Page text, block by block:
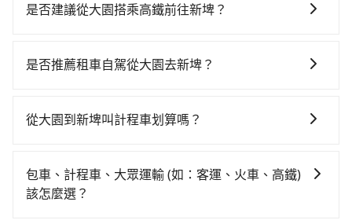
是否建議從大園搭乘高鐵前往新埤？
06:49一直到22:35，桃園-左營一天最多有58班次高鐵可
站後，步行進站、現場購票並於月台排隊的時間約15分
等待車站前排班的計程車，搭上小黃後約花55分鐘、車
費1,100元後，抵達屏東縣新埤鄉的目的地。全程加上轉
是否推薦租車自駕從大園去新埤？
在車上休息，那在桃園市大園區有約25間租車車行，比
一天租金約$1,500，九人座如Hyundai Starex或
Volkswagen T5，一天$4,500起，油錢（每公里約3
從大園到新埤叫計程車划算嗎？
灣大車隊、Uber、Line Taxi、Yoxi等，如果在路邊攔不
到車，也可考慮打電話至大園附近的計程車隊，如菓林
包車、計程車、大眾運輸 (如：客運、火車、高鐵)
該怎麼選？